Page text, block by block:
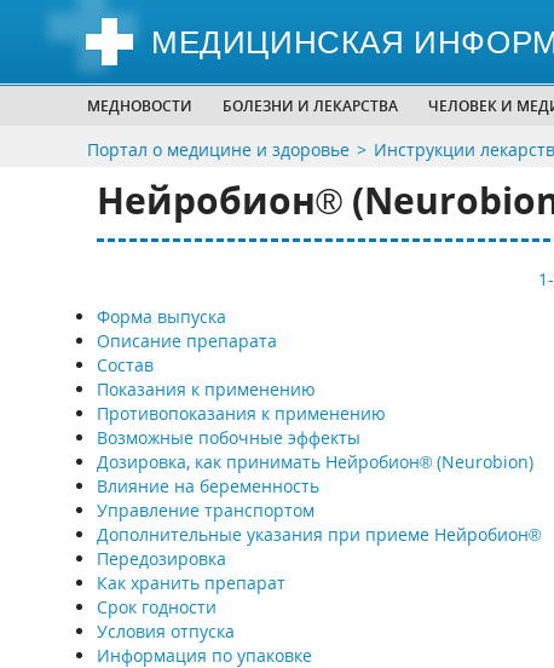
МЕДИЦИНСКАЯ
МЕДНОВОСТИ БОЛЕЗНИ И ЛЕКАРСТВА ЧЕЛОВЕК И
Портал о медицине и здоровье Инструкции
Нейробион®
Форма выпуска
Описание препарата
Состав
Показания к применению
Противопоказания к применению
Возможные побочные эффекты
Дозировка, как принимать Нейробион® (Neurobion)
Влияние на беременность
Управление транспортом
Дополнительные указания при приеме Нейробион®
Передозировка
Как хранить препарат
Срок годности
Условия отпуска
Информация по упаковке